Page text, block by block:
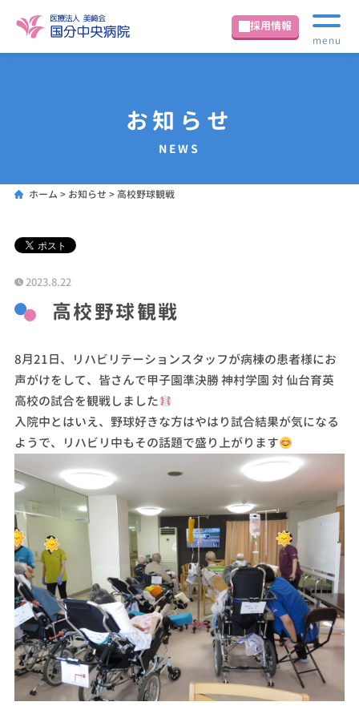
menu
採用情報
お知らせ
NEWS
ホーム > お知らせ > 高校野球観戦
2023.8.22
高校野球観戦
8月21日、リハビリテーションスタッフが病棟の患者様にお
声がけをして、皆さんで甲子園準決勝 神村学園 対 仙台育英
高校の試合を観戦しました
入院中とはいえ、野球好きな方はやはり試合結果が気になる
ようで、リハビリ中もその話題で盛り上がります